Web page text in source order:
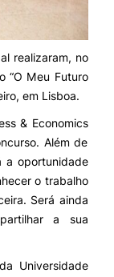
e Administração de
realizaram, no
“O Meu Futuro
em Lisboa.
& Economics
Além de
a oportunidade
o trabalho
Será ainda
a sua
Universidade